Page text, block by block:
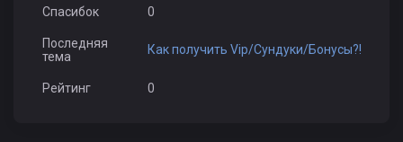
Спасибок 0
Последняя
тема
Как получить Vip/Сундуки/Бонусы?!
Рейтинг 0